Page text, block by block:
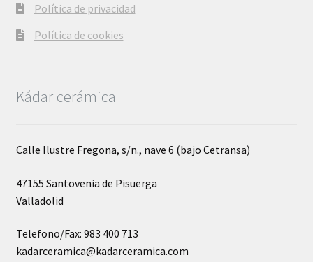
Política de privacidad
Política de cookies
Kádar cerámica
Calle Ilustre Fregona, s/n., nave 6 (bajo Cetransa)
47155 Santovenia de Pisuerga
Valladolid
Telefono/Fax: 983 400 713
kadarceramica@kadarceramica.com